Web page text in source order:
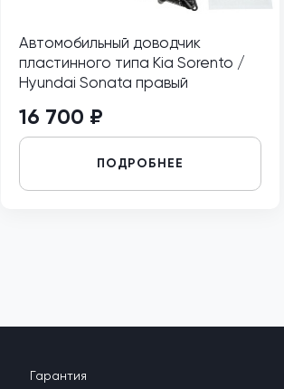
Автомобильный доводчик
пластинного типа Kia Sorento /
Hyundai Sonata правый
16 700 ₽
ПОДРОБНЕЕ
Гарантия